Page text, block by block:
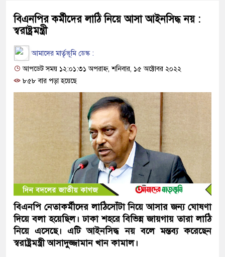
বিএনপির কর্মীদের লাঠি নিয়ে আসা আইনসিদ্ধ নয় :
স্বরাষ্ট্রমন্ত্রী
আমাদের মার্তৃভূমি ডেস্ক :
আপডেট সময় ১২:০১:৩১ অপরাহ্ন, শনিবার, ১৫ অক্টোবর ২০২২
৮৫৮ বার পড়া হয়েছে
বিএনপি নেতাকর্মীদের লাঠিসোঁটা নিয়ে আসার জন্য ঘোষণা
দিয়ে বলা হয়েছিল। ঢাকা শহরে বিভিন্ন জায়গায় তারা লাঠি
নিয়ে এসেছে। এটি আইনসিদ্ধ নয় বলে মন্তব্য করেছেন
স্বরাষ্ট্রমন্ত্রী আসাদুজ্জামান খান কামাল।